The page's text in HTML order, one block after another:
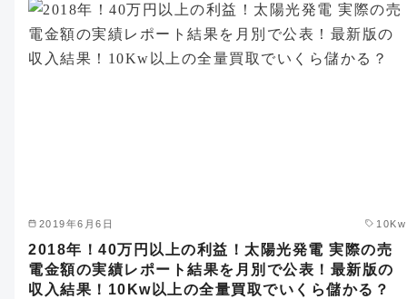
2019年6月6日 10Kw
2018年！40万円以上の利益！太陽光発電 実際の売
電金額の実績レポート結果を月別で公表！最新版の
収入結果！10Kw以上の全量買取でいくら儲かる？